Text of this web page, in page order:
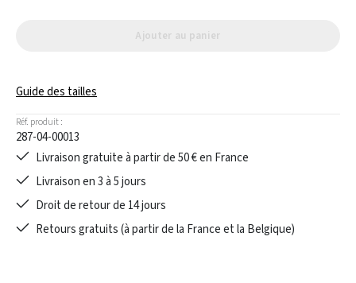
Ajouter au panier
Guide des tailles
Réf. produit :
287-04-00013
Livraison gratuite à partir de 50 € en France
Livraison en 3 à 5 jours
Droit de retour de 14 jours
Retours gratuits (à partir de la France et la Belgique)